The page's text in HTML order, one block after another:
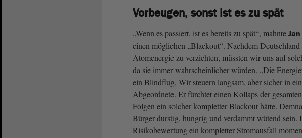
Vorbeugen, sonst ist es zu spät
„Wenn es passiert, ist es bereits zu spät“, mahnte
einen möglichen „Blackout“. Nachdem
Atomenergie zu verzichten, müssten wir uns auf
da sie immer wahrscheinlicher würden. „Die
ein Blindflug. Wir steuern langsam, aber sicher in
Abgeordnete. Er fürchtet einen Kollaps der
Folgen ein solcher kompletter Blackout hätte.
Bürger durstig, hungrig und verdammt wütend
Risikobewertung ein kompletter Stromausfall